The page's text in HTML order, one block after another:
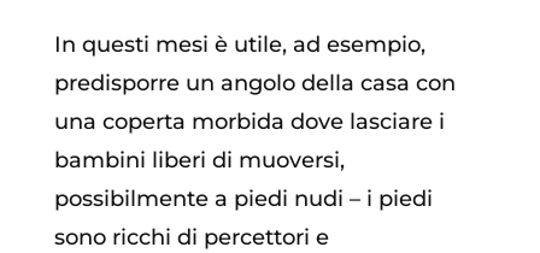
In questi mesi è utile, ad esempio,
predisporre un angolo della casa con
una coperta morbida dove lasciare i
bambini liberi di muoversi,
possibilmente a piedi nudi – i piedi
sono ricchi di percettori e